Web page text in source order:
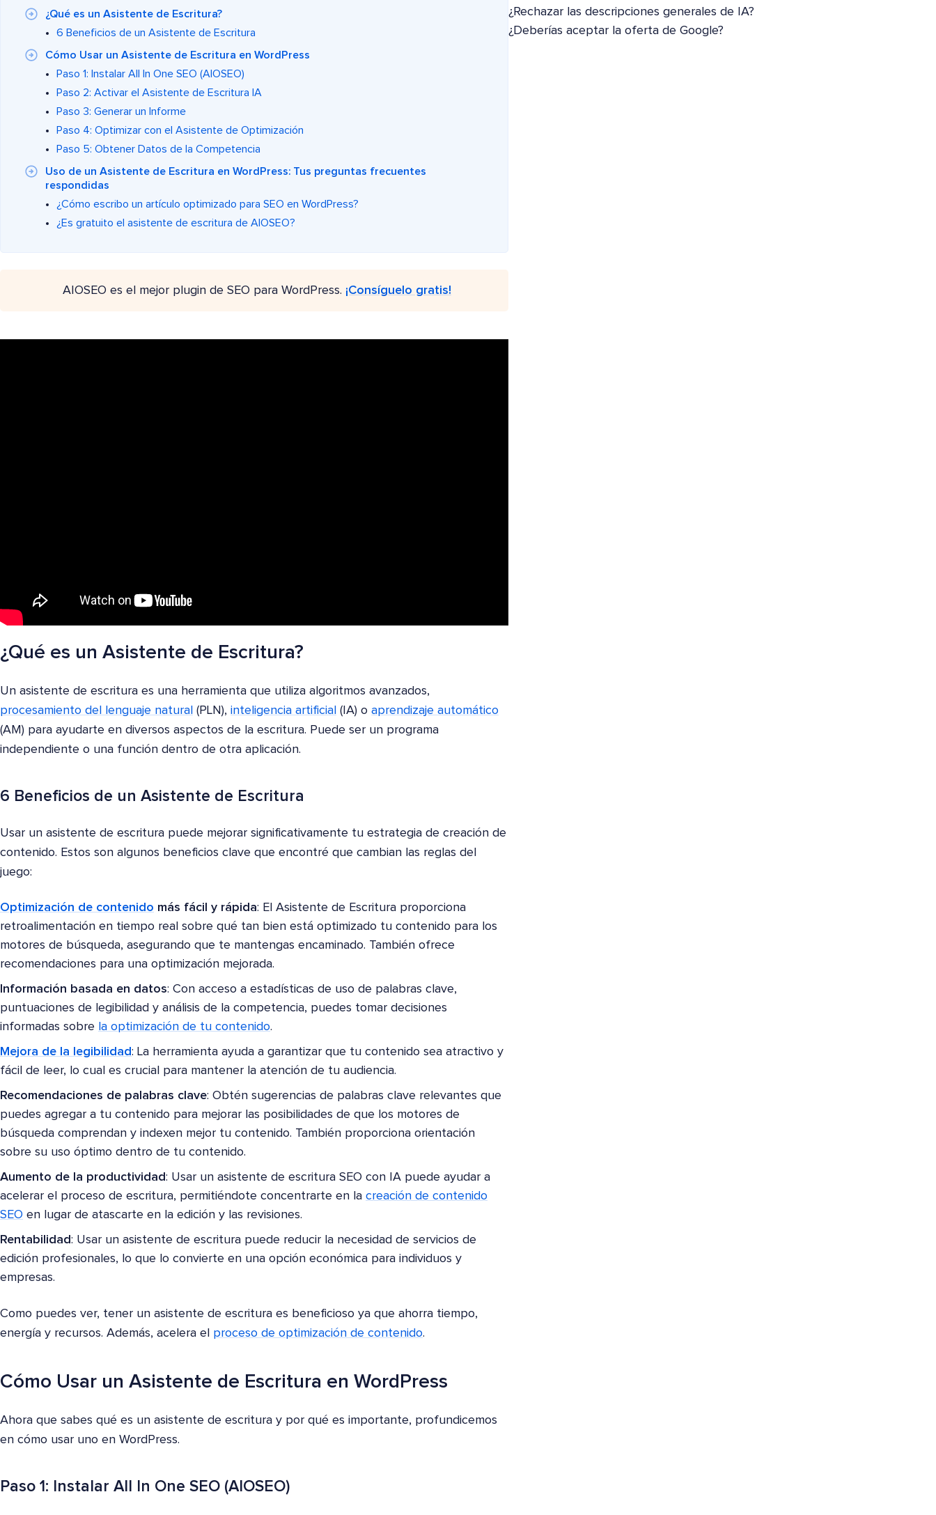
¿Qué es un Asistente de Escritura?
6 Beneficios de un Asistente de Escritura
Cómo Usar un Asistente de Escritura en WordPress
Paso 1: Instalar All In One SEO (AIOSEO)
Paso 2: Activar el Asistente de Escritura IA
Paso 3: Generar un Informe
Paso 4: Optimizar con el Asistente de Optimización
Paso 5: Obtener Datos de la Competencia
Uso de un Asistente de Escritura en WordPress: Tus preguntas frecuentes
respondidas
¿Cómo escribo un artículo optimizado para SEO en WordPress?
¿Es gratuito el asistente de escritura de AIOSEO?
AIOSEO es el mejor plugin de SEO para WordPress. ¡Consíguelo gratis!
¿Qué es un Asistente de Escritura?
Un asistente de escritura es una herramienta que utiliza algoritmos avanzados,
procesamiento del lenguaje natural (PLN), inteligencia artificial (IA) o aprendizaje automático
(AM) para ayudarte en diversos aspectos de la escritura. Puede ser un programa
independiente o una función dentro de otra aplicación.
6 Beneficios de un Asistente de Escritura
Usar un asistente de escritura puede mejorar significativamente tu estrategia de creación de
contenido. Estos son algunos beneficios clave que encontré que cambian las reglas del
juego:
Optimización de contenido más fácil y rápida: El Asistente de Escritura proporciona
retroalimentación en tiempo real sobre qué tan bien está optimizado tu contenido para los
motores de búsqueda, asegurando que te mantengas encaminado. También ofrece
recomendaciones para una optimización mejorada.
Información basada en datos: Con acceso a estadísticas de uso de palabras clave,
puntuaciones de legibilidad y análisis de la competencia, puedes tomar decisiones
informadas sobre la optimización de tu contenido.
Mejora de la legibilidad: La herramienta ayuda a garantizar que tu contenido sea atractivo y
fácil de leer, lo cual es crucial para mantener la atención de tu audiencia.
Recomendaciones de palabras clave: Obtén sugerencias de palabras clave relevantes que
puedes agregar a tu contenido para mejorar las posibilidades de que los motores de
búsqueda comprendan y indexen mejor tu contenido. También proporciona orientación
sobre su uso óptimo dentro de tu contenido.
Aumento de la productividad: Usar un asistente de escritura SEO con IA puede ayudar a
acelerar el proceso de escritura, permitiéndote concentrarte en la creación de contenido
SEO en lugar de atascarte en la edición y las revisiones.
Rentabilidad: Usar un asistente de escritura puede reducir la necesidad de servicios de
edición profesionales, lo que lo convierte en una opción económica para individuos y
empresas.
Como puedes ver, tener un asistente de escritura es beneficioso ya que ahorra tiempo,
energía y recursos. Además, acelera el proceso de optimización de contenido.
Cómo Usar un Asistente de Escritura en WordPress
Ahora que sabes qué es un asistente de escritura y por qué es importante, profundicemos
en cómo usar uno en WordPress.
Paso 1: Instalar All In One SEO (AIOSEO)
¿Rechazar las descripciones generales de IA?
¿Deberías aceptar la oferta de Google?